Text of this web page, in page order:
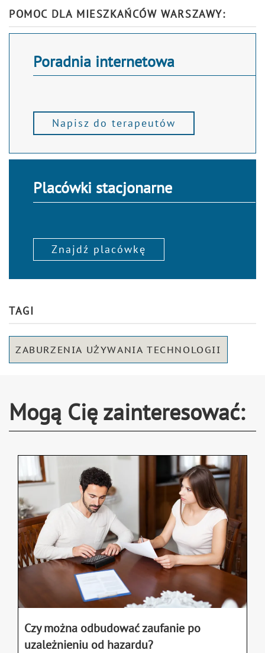
POMOC DLA MIESZKAŃCÓW WARSZAWY:
Poradnia internetowa
Napisz do terapeutów
Placówki stacjonarne
Znajdź placówkę
TAGI
ZABURZENIA UŻYWANIA TECHNOLOGII
Mogą Cię zainteresować:
Czy można odbudować zaufanie po
uzależnieniu od hazardu?